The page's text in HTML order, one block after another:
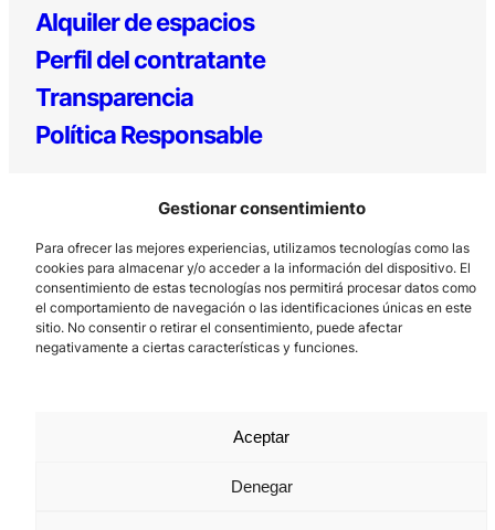
Gestionar consentimiento
Para ofrecer las mejores experiencias, utilizamos tecnologías como las
cookies para almacenar y/o acceder a la información del dispositivo. El
consentimiento de estas tecnologías nos permitirá procesar datos como
el comportamiento de navegación o las identificaciones únicas en este
sitio. No consentir o retirar el consentimiento, puede afectar
negativamente a ciertas características y funciones.
Aceptar
Denegar
Alquiler de espacios
Perfil del contratante
Transparencia
Política Responsable
Los Prados, 121 – 33203 Gijón
985 185 577 – info@laboralcentrodearte.org